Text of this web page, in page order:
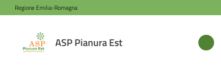
Vai al contenuto
Vai alla navigazione
Vai al footer
Regione Emilia-Romagna
ASP Pianura Est
ASP
Pianura